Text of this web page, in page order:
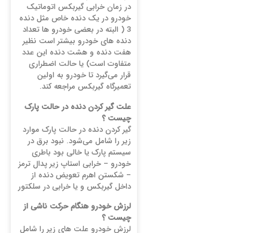
در زمان خرابی گیربکس اتوماتیک
خودرو در یک دنده خاص مثل دنده
3 ( البته در بعضی خودرو ها تعداد
دنده های خودرو بیشتر است نظیر
هفت دنده و هشت دنده این عدد
متفاوت است) یا حالت اضطراری
قرار می‌گیرد تا خودرو به اولین
تعمیرگاه گیربکس مراجعه کند.
علت گیر کردن دنده در حالت پارک
گیر کردن دنده در حالت پارک موارد
زیر را شامل می‌شود. نبود برق در
سیستم پارک یا خالی بود باطری
خودرو – خرابی استاپ زیر پدال ترمز
– شکستن اهرم تعویض دنده از
داخل گیربکس و یا خرابی در سلکتور
لرزش خودرو هنگام حرکت ناشی از
لرزش خودرو علت های زیر را شامل